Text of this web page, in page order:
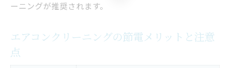
ーニングが推奨されます。
エアコンクリーニングの節電メリットと注意
点